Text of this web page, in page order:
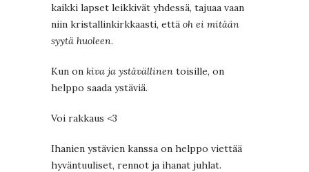
kaikki lapset leikkivät yhdessä, tajuaa vaan
niin kristallinkirkkaasti, että oh ei mitään
syytä huoleen.
Kun on kiva ja ystävällinen toisille, on
helppo saada ystäviä.
Voi rakkaus <3
Ihanien ystävien kanssa on helppo viettää
hyväntuuliset, rennot ja ihanat juhlat.